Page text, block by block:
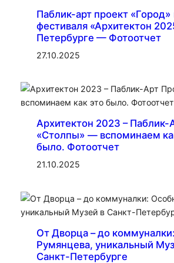
Паблик-арт проект «Город»
фестиваля «Архитектон
Петербурге — Фотоотчет
27.10.2025
Архитектон 2023 – Паблик-
«Столпы» — вспоминаем
было. Фотоотчет
21.10.2025
От Дворца – до
Румянцева, уникальный
Санкт-Петербурге